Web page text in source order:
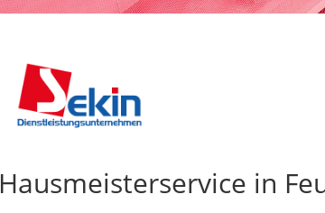
Hausmeisterservice in